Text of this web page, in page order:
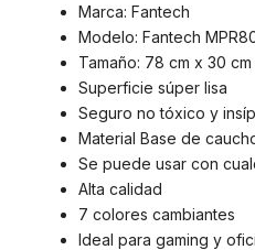
Marca: Fantech
Modelo: Fantech
Tamaño: 78 cm x 30
Superficie súper lisa
Seguro no tóxico y
Material Base de
Se puede usar con
Alta calidad
7 colores cambiantes
Ideal para gaming y